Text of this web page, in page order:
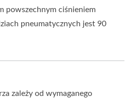
powszechnym ciśnieniem
pneumatycznych jest 90
zależy od wymaganego